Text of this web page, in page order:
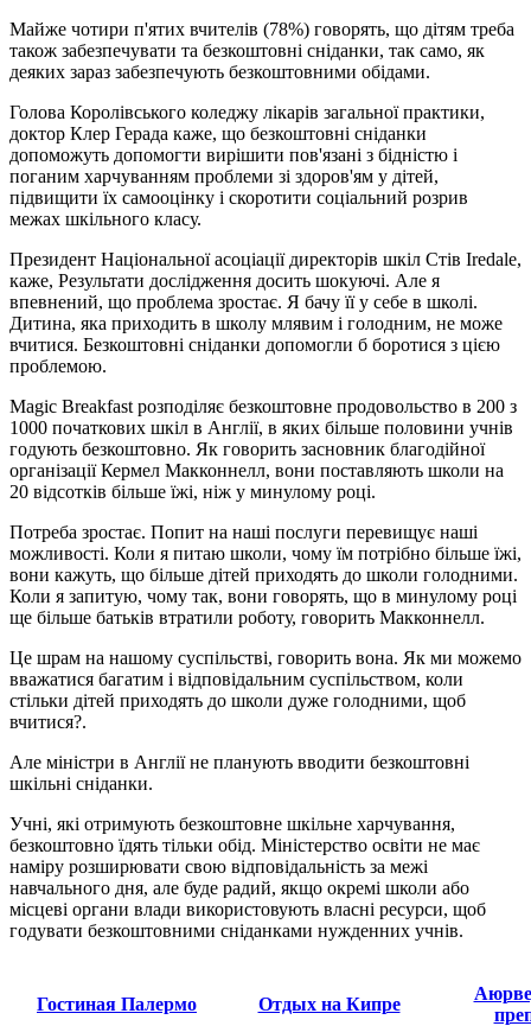
Майже чотири п'ятих вчителів (78%) говорять, що дітям треба
також забезпечувати та безкоштовні сніданки, так само, як
деяких зараз забезпечують безкоштовними обідами.
Голова Королівського коледжу лікарів загальної практики,
доктор Клер Герада каже, що безкоштовні сніданки
допоможуть допомогти вирішити пов'язані з бідністю і
поганим харчуванням проблеми зі здоров'ям у дітей,
підвищити їх самооцінку і скоротити соціальний розрив
межах шкільного класу.
Президент Національної асоціації директорів шкіл Стів Iredale,
каже, Результати дослідження досить шокуючі. Але я
впевнений, що проблема зростає. Я бачу її у себе в школі.
Дитина, яка приходить в школу млявим і голодним, не може
вчитися. Безкоштовні сніданки допомогли б боротися з цією
проблемою.
Magic Breakfast розподіляє безкоштовне продовольство в 200 з
1000 початкових шкіл в Англії, в яких більше половини учнів
годують безкоштовно. Як говорить засновник благодійної
організації Кермел Макконнелл, вони поставляють школи на
20 відсотків більше їжі, ніж у минулому році.
Потреба зростає. Попит на наші послуги перевищує наші
можливості. Коли я питаю школи, чому їм потрібно більше їжі,
вони кажуть, що більше дітей приходять до школи голодними.
Коли я запитую, чому так, вони говорять, що в минулому році
ще більше батьків втратили роботу, говорить Макконнелл.
Це шрам на нашому суспільстві, говорить вона. Як ми можемо
вважатися багатим і відповідальним суспільством, коли
стільки дітей приходять до школи дуже голодними, щоб
вчитися?.
Але міністри в Англії не планують вводити безкоштовні
шкільні сніданки.
Учні, які отримують безкоштовне шкільне харчування,
безкоштовно їдять тільки обід. Міністерство освіти не має
наміру розширювати свою відповідальність за межі
навчального дня, але буде радий, якщо окремі школи або
місцеві органи влади використовують власні ресурси, щоб
годувати безкоштовними сніданками нужденних учнів.
Гостиная Палермо Отдых на Кипре